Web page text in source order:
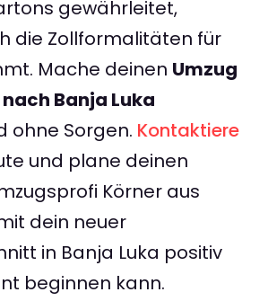
gewährleitet,
die Zollformalitäten für
Mache deinen Umzug
Banja Luka
ohne Sorgen. Kontaktiere
und plane deinen
Körner aus
dein neuer
in Banja Luka positiv
beginnen kann.